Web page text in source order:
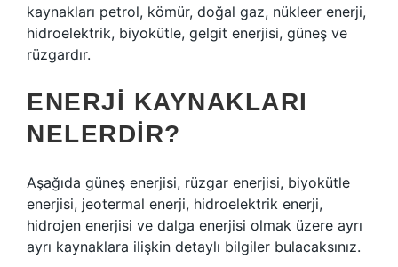
kaynakları petrol, kömür, doğal gaz, nükleer enerji,
hidroelektrik, biyokütle, gelgit enerjisi, güneş ve
rüzgardır.
ENERJI KAYNAKLARI
NELERDIR?
Aşağıda güneş enerjisi, rüzgar enerjisi, biyokütle
enerjisi, jeotermal enerji, hidroelektrik enerji,
hidrojen enerjisi ve dalga enerjisi olmak üzere ayrı
ayrı kaynaklara ilişkin detaylı bilgiler bulacaksınız.